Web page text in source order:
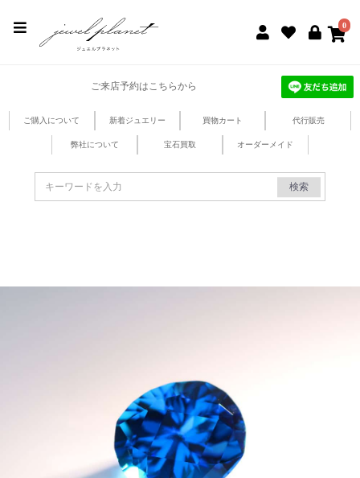
0
ご来店予約はこちらから
ご購入について 新着ジュエリー 買物カート 代行販売
弊社について 宝石買取 オーダーメイド
検索